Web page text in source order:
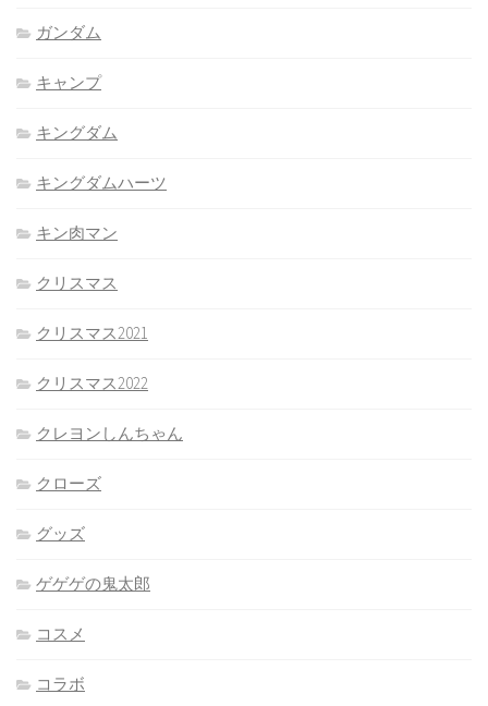
ガンダム
キャンプ
キングダム
キングダムハーツ
キン肉マン
クリスマス
クリスマス2021
クリスマス2022
クレヨンしんちゃん
クローズ
グッズ
ゲゲゲの鬼太郎
コスメ
コラボ